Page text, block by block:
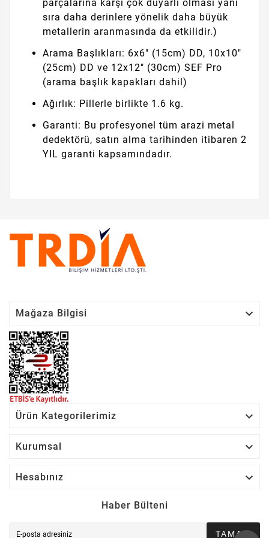
parçalarına karşı çok duyarlı olması yanı
sıra daha derinlere yönelik daha büyük
metallerin aranmasında da etkilidir.)
Arama Başlıkları: 6x6" (15cm) DD, 10x10"
(25cm) DD ve 12x12" (30cm) SEF Pro
(arama başlık kapakları dahil)
Ağırlık: Pillerle birlikte 1.6 kg.
Garanti: Bu profesyonel tüm arazi metal
dedektörü, satın alma tarihinden itibaren 2
YIL garanti kapsamındadır.
Mağaza Bilgisi 
Ürün Kategorilerimiz 
Kurumsal 
Hesabınız 
Haber Bülteni
TAMAM